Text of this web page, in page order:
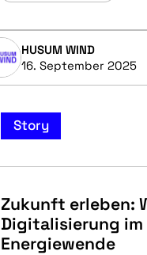
HUSUM WIND
16. September 2025
Story
Zukunft erleben:
Digitalisierung im
Energiewende